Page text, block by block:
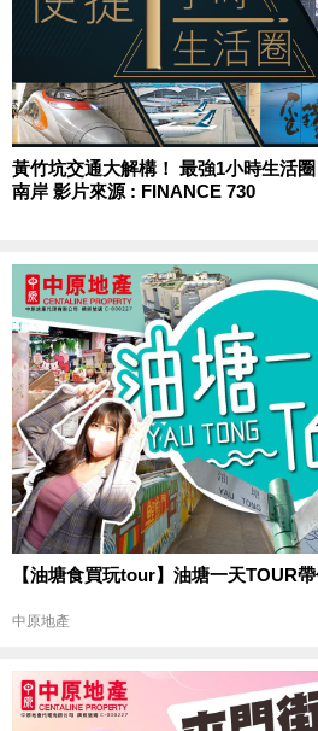
黃竹坑交通大解構！ 最強1小時生活
南岸 影片來源 : FINANCE 730
【油塘食買玩tour】油塘一天TOUR
中原地產